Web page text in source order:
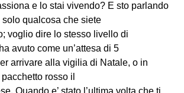
e lo stai vivendo? E sto parlando
qualcosa che siete
voglio dire lo stesso livello di
avuto come un’attesa di 5
arrivare alla vigilia di Natale, o in
rosso il
Quando e’ stato l’ultima volta che ti